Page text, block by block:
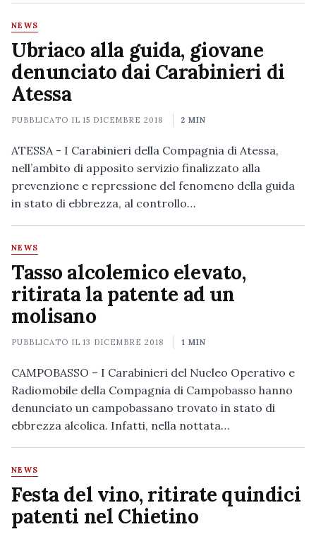
NEWS
Ubriaco alla guida, giovane
denunciato dai Carabinieri di
Atessa
PUBBLICATO IL15 DICEMBRE 2018 2 MIN
ATESSA - I Carabinieri della Compagnia di Atessa,
nell’ambito di apposito servizio finalizzato alla
prevenzione e repressione del fenomeno della guida
in stato di ebbrezza, al controllo…
NEWS
Tasso alcolemico elevato,
ritirata la patente ad un
molisano
PUBBLICATO IL13 DICEMBRE 2018 1 MIN
CAMPOBASSO – I Carabinieri del Nucleo Operativo e
Radiomobile della Compagnia di Campobasso hanno
denunciato un campobassano trovato in stato di
ebbrezza alcolica. Infatti, nella nottata…
NEWS
Festa del vino, ritirate quindici
patenti nel Chietino